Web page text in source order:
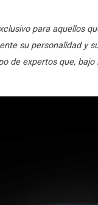
para aquellos
su personalidad y
de expertos que,